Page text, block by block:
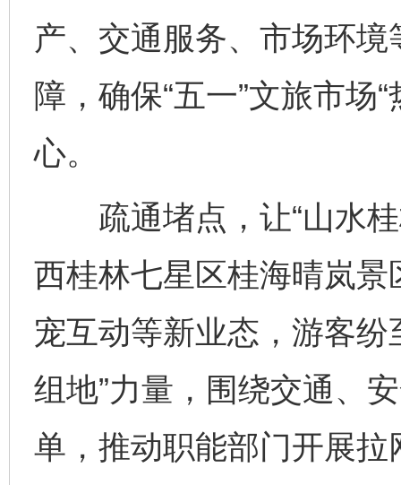
产、交通服务、市场环
障，确保“五一”文旅市场
心。
疏通堵点，让“山水桂
西桂林七星区桂海晴岚
宠互动等新业态，游客
组地”力量，围绕交通、
单，推动职能部门开展